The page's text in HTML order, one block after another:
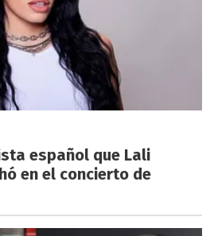
español que Lali
en el concierto de